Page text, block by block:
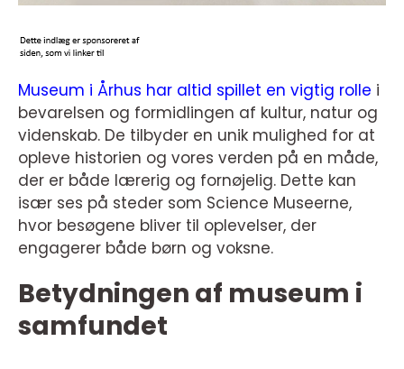
Museum i Århus har altid spillet en vigtig rolle i
bevarelsen og formidlingen af kultur, natur og
videnskab. De tilbyder en unik mulighed for at
opleve historien og vores verden på en måde,
der er både lærerig og fornøjelig. Dette kan
især ses på steder som Science Museerne,
hvor besøgene bliver til oplevelser, der
engagerer både børn og voksne.
Betydningen af museum i
samfundet